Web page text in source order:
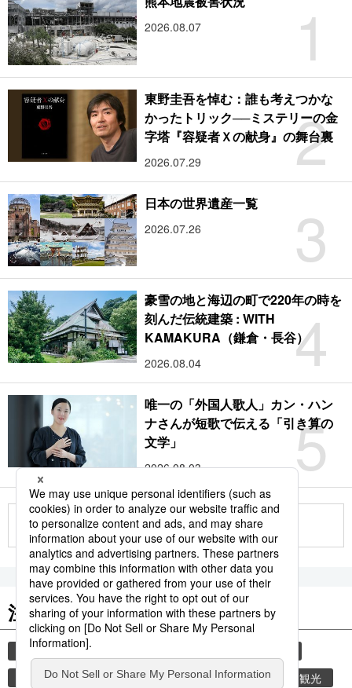
1
2026.08.07
2
東野圭吾を悼む：誰も考えつかな
かったトリック──ミステリーの金
字塔『容疑者Ｘの献身』の舞台裏
2026.07.29
3
日本の世界遺産一覧
2026.07.26
4
豪雪の地と海辺の町で220年の時を
刻んだ伝統建築 : WITH
KAMAKURA（鎌倉・長谷）
2026.08.04
5
唯一の「外国人歌人」カン・ハン
ナさんが短歌で伝える「引き算の
文学」
2026.08.03
もっと見る
注目のキーワード
共同通信ニュース
香辛料
時事通信ニュース 乾物 旅 観光